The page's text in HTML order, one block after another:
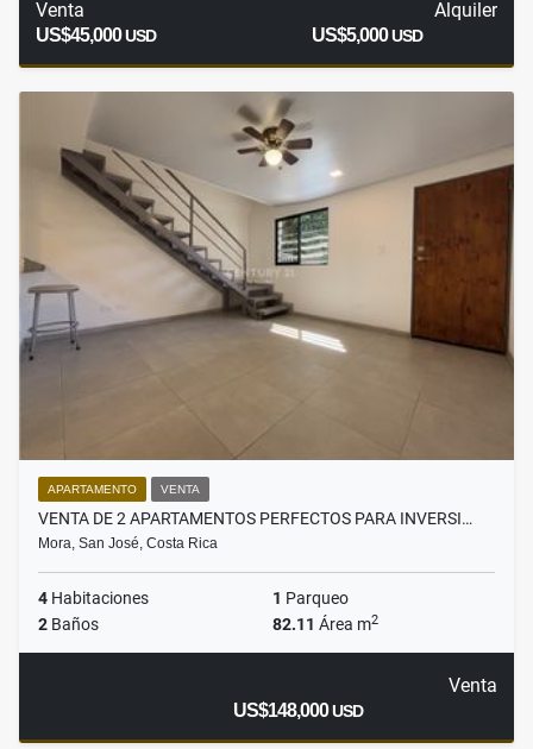
Venta
US$45,000USD
Alquiler
US$5,000USD
APARTAMENTO VENTA
VENTA DE 2 APARTAMENTOS PERFECTOS PARA INVERSI…
Mora, San José, Costa Rica
4 Habitaciones 1 Parqueo
2 Baños 82.11 Área m2
Venta
US$148,000USD